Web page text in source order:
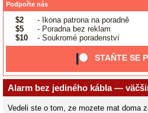
Podpořte nás
$2
- Ikona patrona na poradně
$5
- Poradna bez reklam
$10
- Soukromé poradenství
STAŇTE SE
Alarm bez jediného kábla —
Vedeli ste o tom, ze mozete mat doma